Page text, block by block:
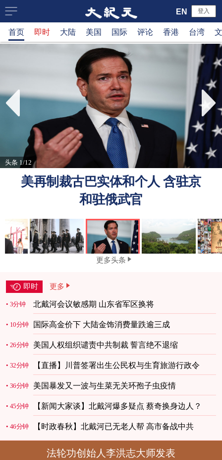
大
纪
新
网
登入
EN
首页 即时 大陆 美国 国际 评论 香港 台湾
头条 1/12
美再制裁古巴实体和个人 含驻京
和驻俄武官
更多头条
即时 更多
3分钟 北戴河会议敏感期 山东省军区换将
10分钟 国际高金价下 大陆金饰消费量跌逾三成
26分钟 美国人权组织谴责中共制裁 誓言绝不退缩
32分钟 【直播】川普签署出生公民权与生育旅游行政令
36分钟 美国暴发又一波与生菜无关环孢子虫疫情
45分钟 【新闻大家谈】北戴河爆多疑点 蔡奇换身边人？
46分钟 【时政春秋】北戴河已无老人帮 高市备战中共
法轮功创始人李洪志大师发表